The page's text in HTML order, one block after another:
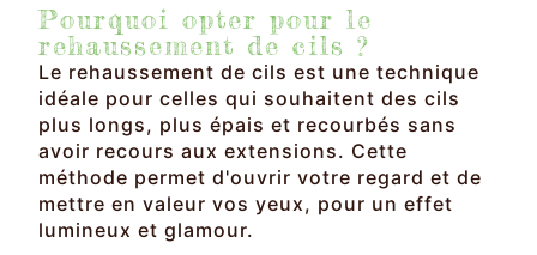
Pourquoi opter pour le
rehaussement de cils ?
Le rehaussement de cils est une technique
idéale pour celles qui souhaitent des cils
plus longs, plus épais et recourbés sans
avoir recours aux extensions. Cette
méthode permet d'ouvrir votre regard et de
mettre en valeur vos yeux, pour un effet
lumineux et glamour.